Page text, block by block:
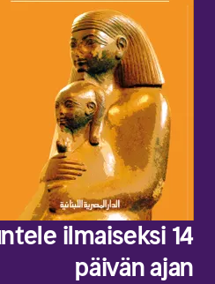
ilmaiseksi 14
päivän ajan